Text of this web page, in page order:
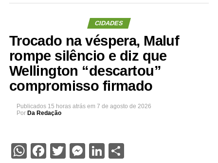
CIDADES
Trocado na véspera, Maluf
rompe silêncio e diz que
Wellington “descartou”
compromisso firmado
Publicados 15 horas atrás em 7 de agosto de 2026
Por Da Redação
WhatsApp
Facebook
Twitter
Messenger
LinkedIn
Share